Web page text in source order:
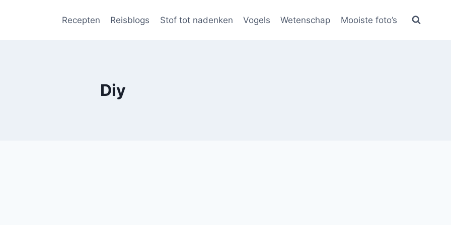
Recepten Reisblogs Stof tot nadenken Vogels Wetenschap Mooiste foto’s
Diy